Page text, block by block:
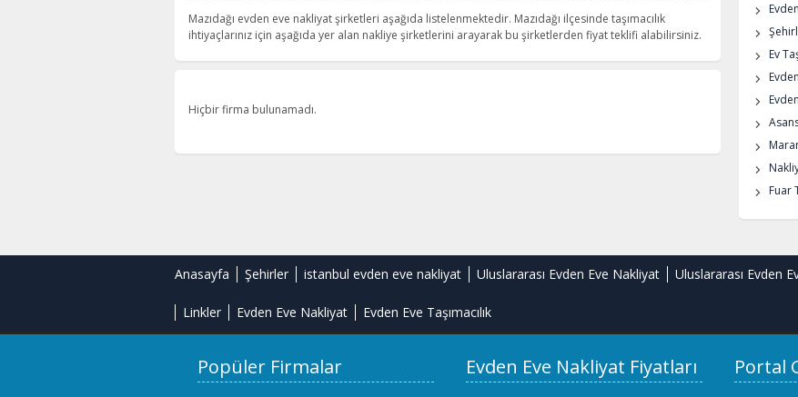
Mazıdağı evden eve nakliyat şirketleri aşağıda listelenmektedir. Mazıdağı ilçesinde taşımacılık
ihtiyaçlarınız için aşağıda yer alan nakliye şirketlerini arayarak bu şirketlerden fiyat teklifi alabilirsiniz.
Hiçbir firma bulunamadı.
Ev
Fuar
Anasayfa Şehirler istanbul evden eve nakliyat Uluslararası Evden Eve Nakliyat Uluslararası Evden
Linkler Evden Eve Nakliyat Evden Eve Taşımacılık
Popüler Firmalar Evden Eve Nakliyat Fiyatları Portal